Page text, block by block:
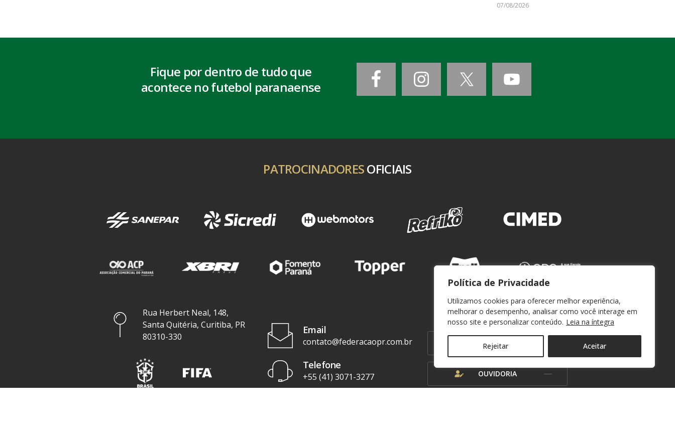
Política de Privacidade
Utilizamos cookies para oferecer melhor experiência,
melhorar o desempenho, analisar como você interage em
nosso site e personalizar conteúdo. Leia na íntegra
Rejeitar Aceitar
07/08/2026
Fique por dentro de tudo que
acontece no futebol paranaense
PATROCINADORESOFICIAIS
Rua Herbert Neal, 148,
Santa Quitéria, Curitiba, PR
80310-330
Email
contato@federacaopr.com.br
Telefone
+55 (41) 3071-3277
WEBMAIL
OUVIDORIA